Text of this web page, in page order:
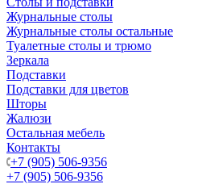
Журнальные столы
Журнальные столы остальные
Туалетные столы и трюмо
Зеркала
Подставки
Подставки для цветов
Шторы
Жалюзи
Остальная мебель
Контакты
+7 (905) 506-9356
+7 (905) 506-9356